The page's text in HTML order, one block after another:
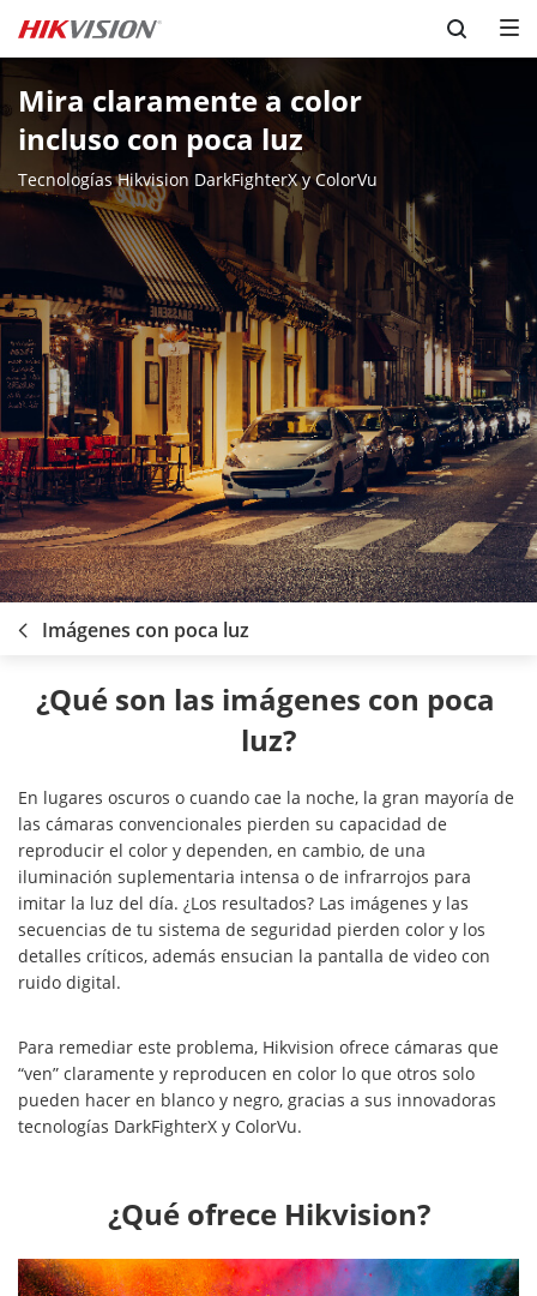
Skip to content
Mira claramente a color
incluso con poca luz
Tecnologías Hikvision DarkFighterX y ColorVu
Imágenes con poca luz
¿Qué son las imágenes con poca
luz?
En lugares oscuros o cuando cae la noche, la gran mayoría de
las cámaras convencionales pierden su capacidad de
reproducir el color y dependen, en cambio, de una
iluminación suplementaria intensa o de infrarrojos para
imitar la luz del día. ¿Los resultados? Las imágenes y las
secuencias de tu sistema de seguridad pierden color y los
detalles críticos, además ensucian la pantalla de video con
ruido digital.
Para remediar este problema, Hikvision ofrece cámaras que
“ven” claramente y reproducen en color lo que otros solo
pueden hacer en blanco y negro, gracias a sus innovadoras
tecnologías DarkFighterX y ColorVu.
¿Qué ofrece Hikvision?